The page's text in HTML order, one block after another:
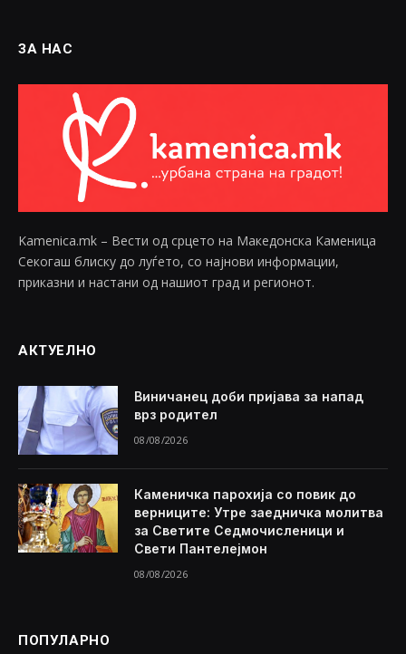
ЗА НАС
Kamenica.mk – Вести од срцето на Македонска Каменица
Секогаш блиску до луѓето, со најнови информации,
приказни и настани од нашиот град и регионот.
АКТУЕЛНО
Виничанец доби пријава за напад
врз родител
08/08/2026
Каменичка парохија со повик до
верниците: Утре заедничка молитва
за Светите Седмочисленици и
Свети Пантелејмон
08/08/2026
ПОПУЛАРНО